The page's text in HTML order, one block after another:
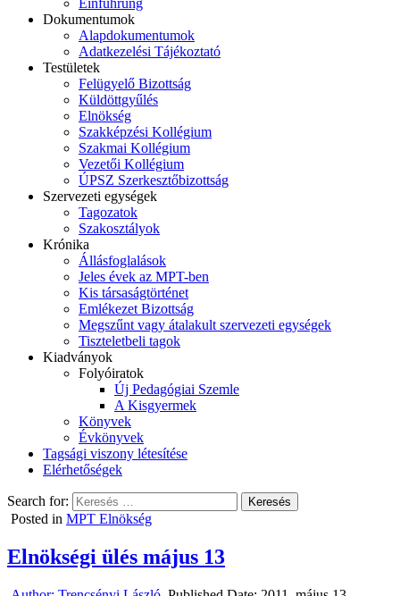
Einführung
Dokumentumok
Alapdokumentumok
Adatkezelési Tájékoztató
Testületek
Felügyelő Bizottság
Küldöttgyűlés
Elnökség
Szakképzési Kollégium
Szakmai Kollégium
Vezetői Kollégium
ÚPSZ Szerkesztőbizottság
Szervezeti egységek
Tagozatok
Szakosztályok
Krónika
Állásfoglalások
Jeles évek az MPT-ben
Kis társaságtörténet
Emlékezet Bizottság
Megszűnt vagy átalakult szervezeti egységek
Tiszteletbeli tagok
Kiadványok
Folyóiratok
Új Pedagógiai Szemle
A Kisgyermek
Könyvek
Évkönyvek
Tagsági viszony létesítése
Elérhetőségek
Search for:
Posted in MPT Elnökség
Elnökségi ülés május 13